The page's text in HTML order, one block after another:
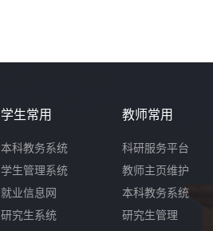
学生常用
本科教务系统
学生管理系统
就业信息网
研究生系统
教师常用
科研服务平台
教师主页维护
本科教务系统
研究生管理